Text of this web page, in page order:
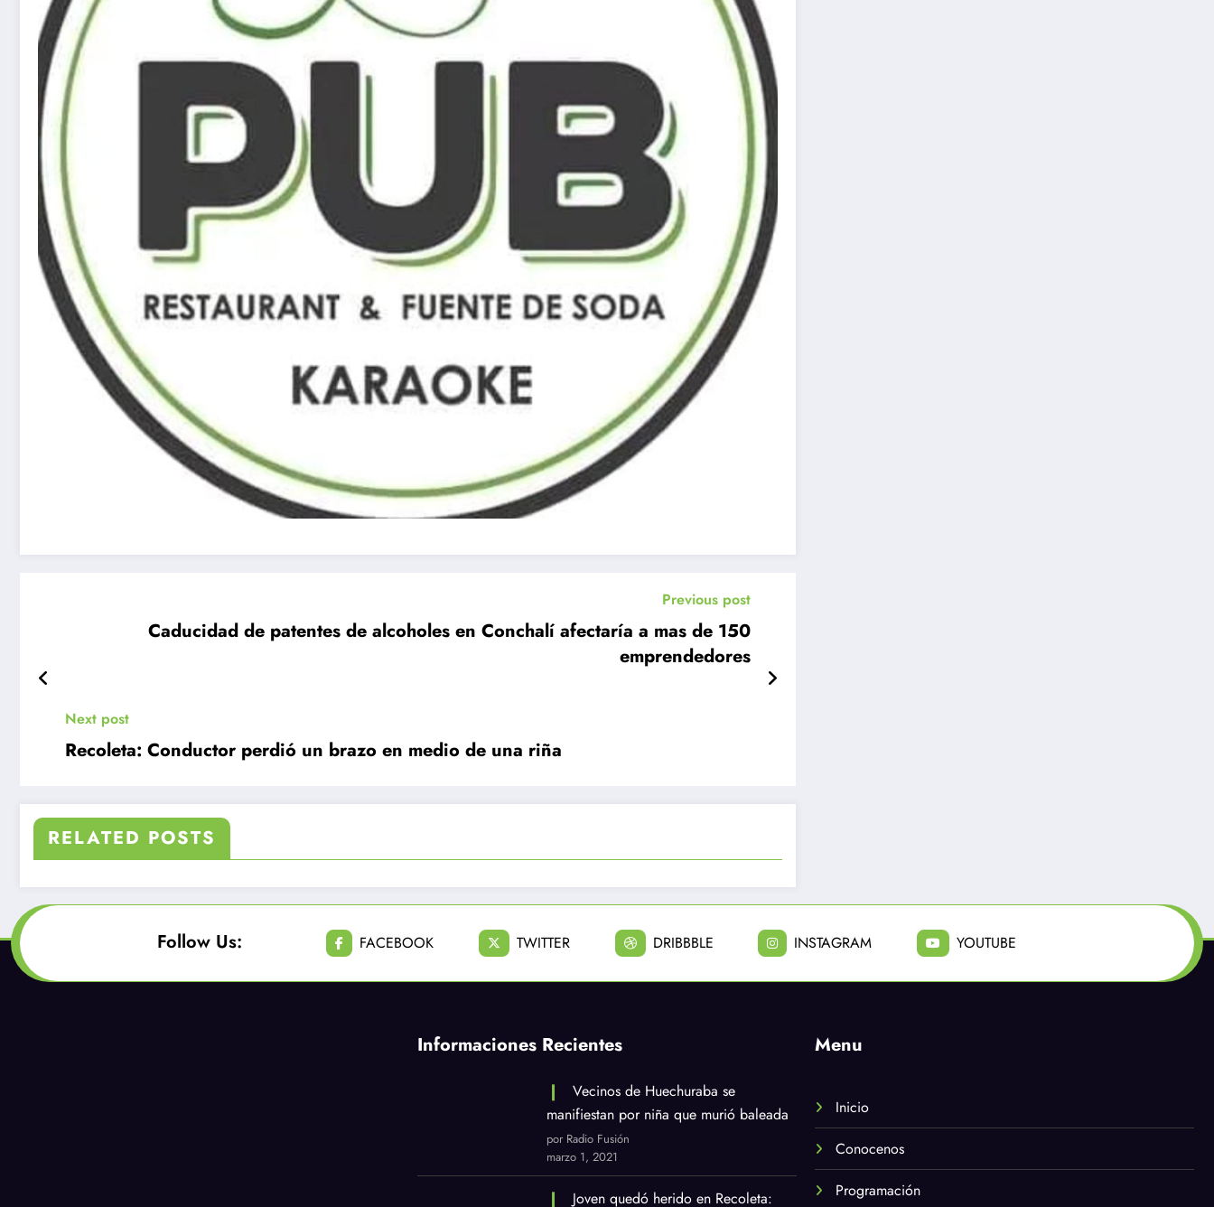
Previous post
Caducidad de patentes de alcoholes en Conchalí afectaría a mas de 150
emprendedores
Next post
Recoleta: Conductor perdió un brazo en medio de una riña
RELATED POSTS
Follow Us: FACEBOOK TWITTER DRIBBBLE INSTAGRAM YOUTUBE
Informaciones Recientes
Vecinos de Huechuraba se
manifiestan por niña que murió baleada
por Radio Fusión
marzo 1, 2021
Joven quedó herido en Recoleta:
Menu
Inicio
Conocenos
Programación